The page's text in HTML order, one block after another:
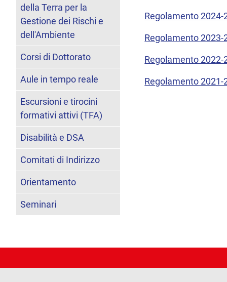
Regolamento 2024-
Regolamento 2023-
Regolamento 2022-
Regolamento 2021-
della Terra per la
Gestione dei Rischi e
dell'Ambiente
Corsi di Dottorato
Aule in tempo reale
Escursioni e tirocini
formativi attivi (TFA)
Disabilità e DSA
Comitati di Indirizzo
Orientamento
Seminari